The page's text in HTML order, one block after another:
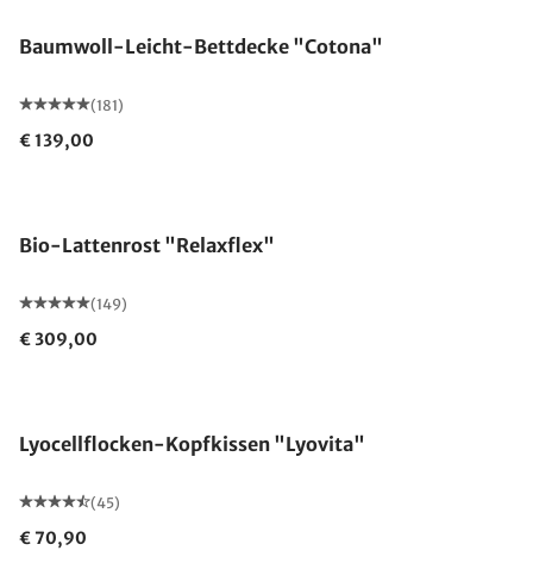
Baumwoll-Leicht-Bettdecke "Cotona"
(181)
€ 139,00
Bio-Lattenrost "Relaxflex"
(149)
€ 309,00
Lyocellflocken-Kopfkissen "Lyovita"
(45)
€ 70,90